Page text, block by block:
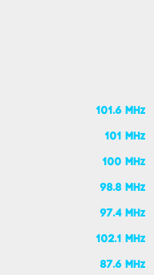
101.6 MHz
101 MHz
100 MHz
98.8 MHz
97.4 MHz
102.1 MHz
87.6 MHz